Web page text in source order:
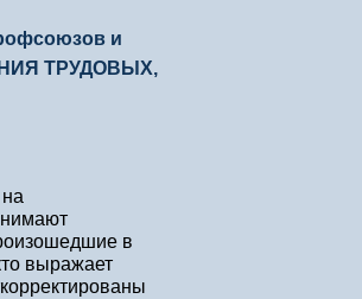
и
ТРУДОВЫХ,
в
выражает